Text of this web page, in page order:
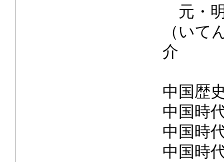
元・
（いて
介
中国歴
中国時
中国時
中国時